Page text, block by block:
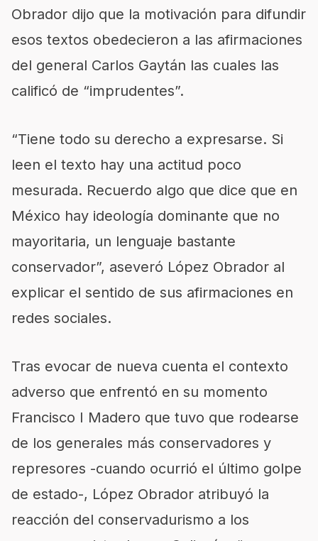
Obrador dijo que la motivación para difundir
esos textos obedecieron a las afirmaciones
del general Carlos Gaytán las cuales las
calificó de “imprudentes”.
“Tiene todo su derecho a expresarse. Si
leen el texto hay una actitud poco
mesurada. Recuerdo algo que dice que en
México hay ideología dominante que no
mayoritaria, un lenguaje bastante
conservador”, aseveró López Obrador al
explicar el sentido de sus afirmaciones en
redes sociales.
Tras evocar de nueva cuenta el contexto
adverso que enfrentó en su momento
Francisco I Madero que tuvo que rodearse
de los generales más conservadores y
represores -cuando ocurrió el último golpe
de estado-, López Obrador atribuyó la
reacción del conservadurismo a los